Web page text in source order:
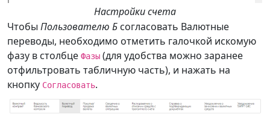
Настройки счета
Чтобы Пользователю Б согласовать Валютные
переводы, необходимо отметить галочкой искомую
фазу в столбце Фазы (для удобства можно заранее
отфильтровать табличную часть), и нажать на
кнопку Согласовать.